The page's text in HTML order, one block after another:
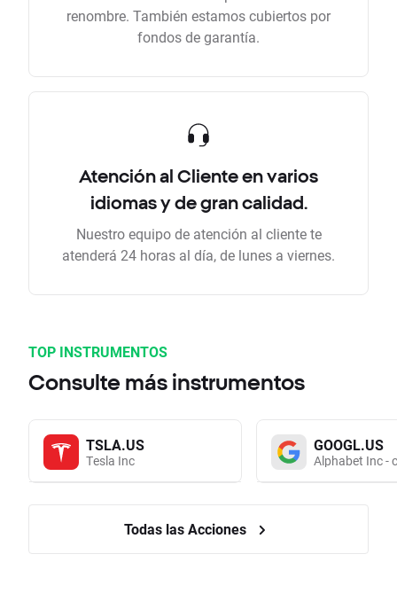
renombre. También estamos cubiertos por
fondos de garantía.
Atención al Cliente en varios
idiomas y de gran calidad.
Nuestro equipo de atención al cliente te
atenderá 24 horas al día, de lunes a viernes.
TOP INSTRUMENTOS
Consulte más instrumentos
TSLA.US
Tesla Inc
GOOGL.US
Alphabet Inc -
Todas las Acciones